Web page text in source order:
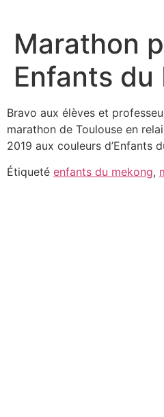
contenu
Marathon
Enfants du
Bravo aux élèves et
marathon de Toulouse en
2019 aux couleurs d’Enfants
Étiqueté enfants du mekong,